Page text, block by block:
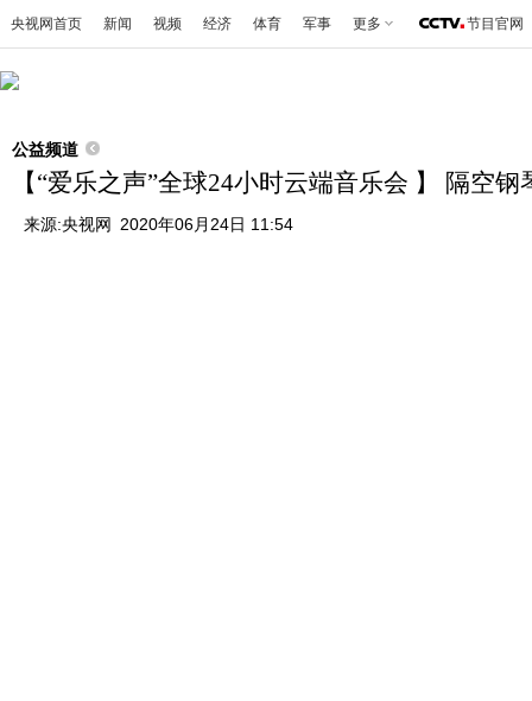
央视网首页 新闻 视频 经济 体育 军事 更多 节目官网
公益频道
【“爱乐之声”全球24小时云端音乐会 】 隔空
来源:央视网 2020年06月24日 11:54